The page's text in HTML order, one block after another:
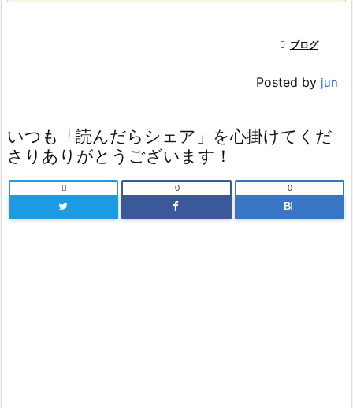
 ブログ
Posted by jun
いつも「読んだらシェア」を心掛けてくだ
さりありがとうございます！
 0
B!
0